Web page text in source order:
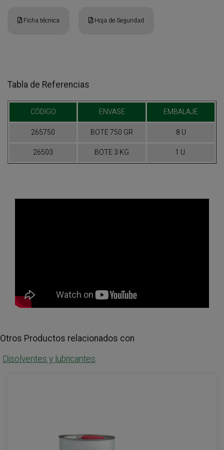
Ficha técnica Hoja de Seguridad
Tabla de Referencias
CÓDIGO ENVASE
EMBALAJE
265750
BOTE 750 GR
8 U
26503
BOTE 3 KG 1 U.
Otros Productos relacionados con
Disolventes y lubricantes